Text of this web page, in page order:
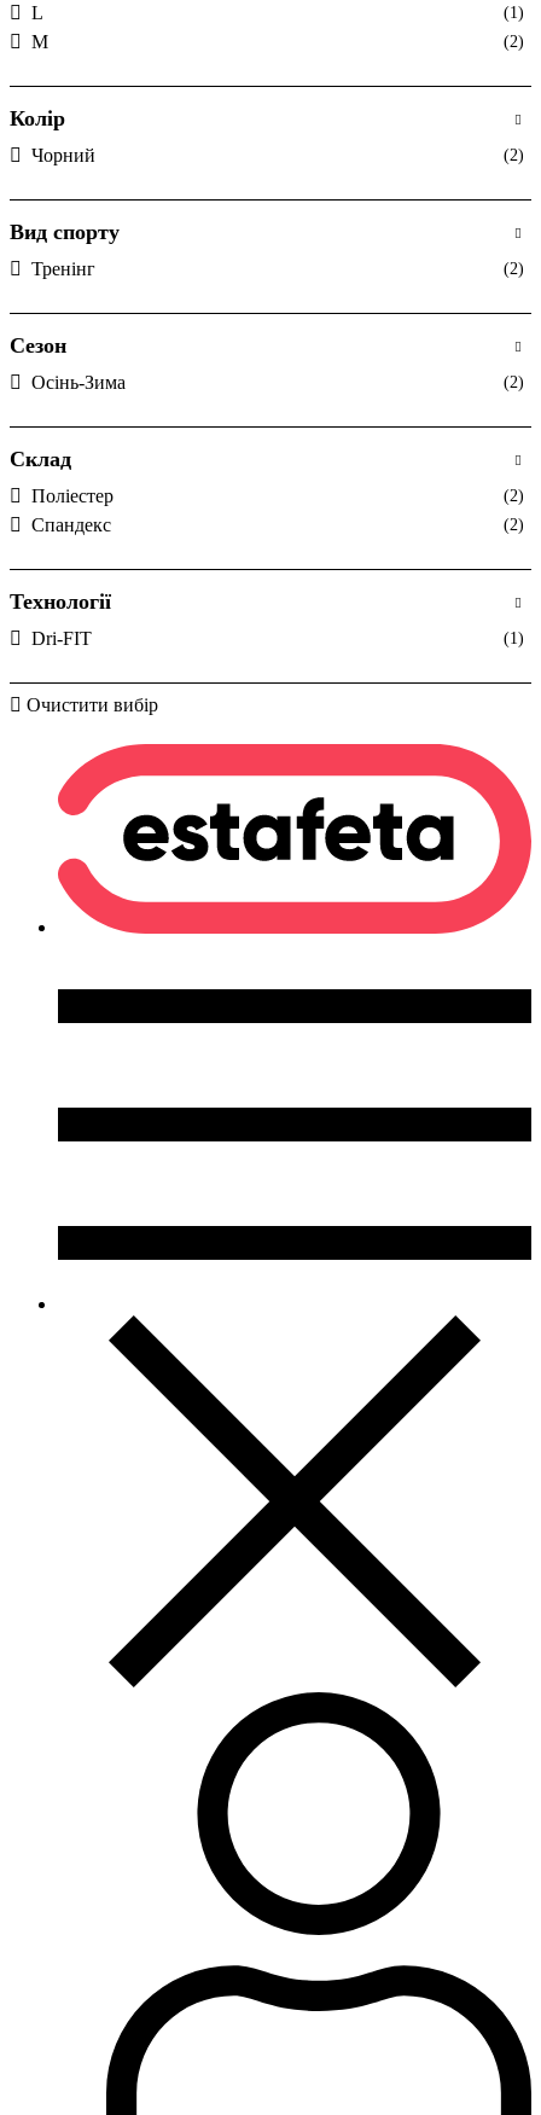
L (1)
M (2)
Колір
Чорний (2)
Вид спорту
Тренінг (2)
Сезон
Осінь-Зима (2)
Склад
Поліестер (2)
Спандекс (2)
Технології
Dri-FIT (1)
Очистити вибір